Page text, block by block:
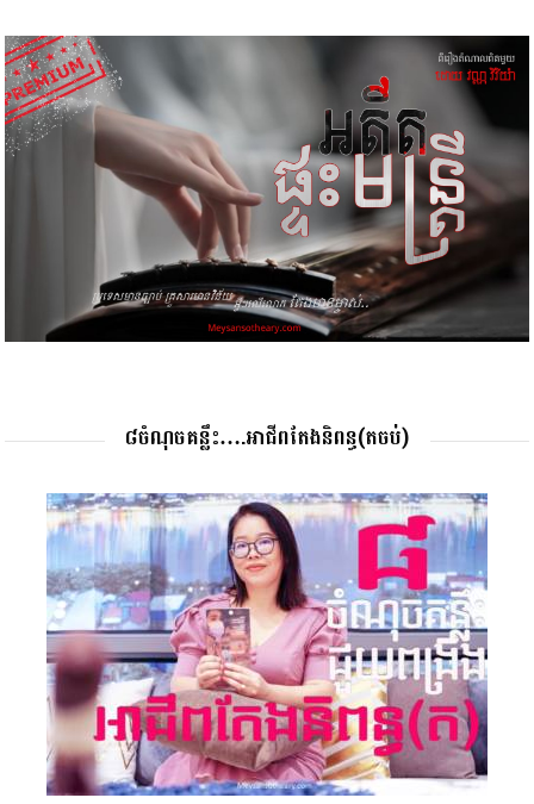
៨ចំណុចគន្លឹះ….អាជីពតែងនិពន្ធ(តចប់)